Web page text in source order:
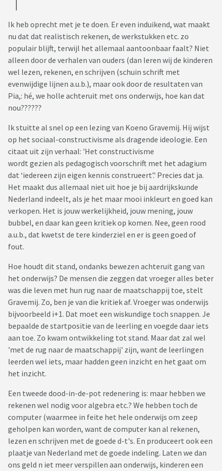
Ik heb oprecht met je te doen. Er even induikend, wat maakt
nu dat dat realistisch rekenen, de werkstukken etc. zo
populair blijft, terwijl het allemaal aantoonbaar faalt? Niet
alleen door de verhalen van ouders (dan leren wij de kinderen
wel lezen, rekenen, en schrijven (schuin schrift met
evenwijdige lijnen a.u.b.), maar ook door de resultaten van
Pia,: hé, we holle achteruit met ons onderwijs, hoe kan dat
nou??????
Ik stuitte al snel op een lezing van Koeno Gravemij. Hij wijst
op het sociaal-constructivisme als dragende ideologie. Een
citaat uit zijn verhaal: 'Het constructivisme
wordt gezien als pedagogisch voorschrift met het adagium
dat ‘iedereen zijn eigen kennis construeert’.' Precies dat ja.
Het maakt dus allemaal niet uit hoe je bij aardrijkskunde
Nederland indeelt, als je het maar mooi inkleurt en goed kan
verkopen. Het is jouw werkelijkheid, jouw mening, jouw
bubbel, en daar kan geen kritiek op komen. Nee, geen rood
a.u.b., dat kwetst de tere kinderziel en er is geen goed of
fout.
Hoe houdt dit stand, ondanks bewezen achteruit gang van
het onderwijs? De mensen die zeggen dat vroeger alles beter
was die leven met hun rug naar de maatschappij toe, stelt
Gravemij. Zo, ben je van die kritiek af. Vroeger was onderwijs
bijvoorbeeld i+1. Dat moet een wiskundige toch snappen. Je
bepaalde de startpositie van de leerling en voegde daar iets
aan toe. Zo kwam ontwikkeling tot stand. Maar dat zal wel
'met de rug naar de maatschappij' zijn, want de leerlingen
leerden wel iets, maar hadden geen inzicht en het gaat om
het inzicht.
Een tweede dood-in-de-pot redenering is: maar hebben we
rekenen wel nodig voor algebra etc.? We hebben toch de
computer (waarmee in feite het hele onderwijs om zeep
geholpen kan worden, want de computer kan al rekenen,
lezen en schrijven met de goede d-t's. En produceert ook een
plaatje van Nederland met de goede indeling. Laten we dan
ons geld n iet meer verspillen aan onderwijs, kinderen een